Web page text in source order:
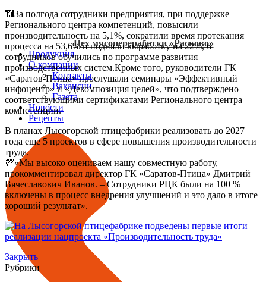
Цех мясопереработки «Расково»
Продукция
О компании
Контакты
Вакансии
Газета
Новости
Рецепты
📶За полгода сотрудники предприятия, при поддержке
Регионального центра компетенций, повысили
производительность на 5,1%, сократили время протекания
процесса на 53,6% и подняли выработку на 22%, 6
сотрудников обучились по программе развития
производственных систем.Кроме того, руководители ГК
«Саратов-Птица» прослушали семинары «Эффективный
инфоцентр» и «Декомпозиция целей», что подтверждено
соответствующими сертификатами Регионального центра
компетенции.
В планах Лысогорской птицефабрики реализовать до 2027
года еще 5 проектов в сфере повышения производительности
труда.
💯«Мы высоко оцениваем нашу совместную работу, –
прокомментировал директор ГК «Саратов-Птица» Дмитрий
Вячеславович Иванов. – Сотрудники РЦК были на 100 %
включены в процесс внедрения улучшений и это дало в итоге
хороший результат».
Закрыть
Рубрики